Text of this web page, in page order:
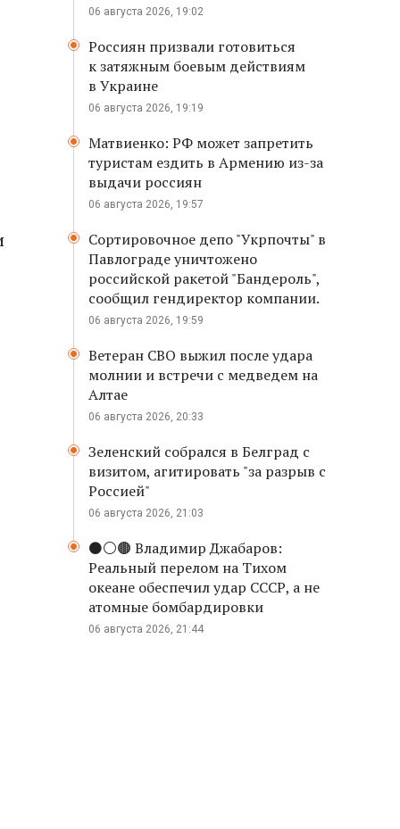
06 августа 2026, 19:02
Россиян призвали готовиться
к затяжным боевым действиям
в Украине
06 августа 2026, 19:19
Матвиенко: РФ может запретить
туристам ездить в Армению из-за
выдачи россиян
06 августа 2026, 19:57
Сортировочное депо "Укрпочты" в
Павлограде уничтожено
российской ракетой "Бандероль",
сообщил гендиректор компании.
06 августа 2026, 19:59
Ветеран СВО выжил после удара
молнии и встречи с медведем на
Алтае
06 августа 2026, 20:33
Зеленский собрался в Белград с
визитом, агитировать "за разрыв с
Россией"
06 августа 2026, 21:03
⚫️⚪️🟤 Владимир Джабаров:
Реальный перелом на Тихом
океане обеспечил удар СССР, а не
атомные бомбардировки
06 августа 2026, 21:44